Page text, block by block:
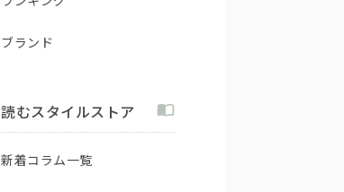
ブランド
読むスタイルストア
新着コラム一覧